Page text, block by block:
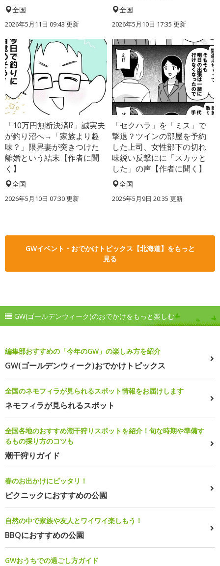
全国
2026年5月11日 09:43 更新
全国
2026年5月10日 17:35 更新
「10万円無断決済!?」誠実夫
が釣り沼へ→「家族より趣
味？」限界妻が突きつけた
離婚という結末【作者に聞
く】
全国
2026年5月10日 07:30 更新
「セクハラ」を「ミス」で
撃退？ツインの部屋を予約
した上司、女性部下の切れ
味鋭い反撃にに「スカッと
した」の声【作者に聞く】
全国
2026年5月9日 20:35 更新
GWイベント・おでかけトピックス【北海道】をもっと
見る
GW(ゴールデンウィーク)のおでかけをもっと楽しむ
編集部おすすめの「今年のGW」の楽しみ方を紹介
GW(ゴールデンウィーク)おでかけトピックス
全国のネモフィラが見られるスポット情報をお届けします
ネモフィラが見られるスポット
全国各地のおすすめ潮干狩りスポットを紹介！旬な時期や準備す
るもの採り方のコツも
潮干狩りガイド
春のお出かけにピッタリ！
ピクニックにおすすめの公園
自然の中で家族や友人とワイワイ楽しもう！
BBQにおすすめの公園
GWおうちでの過ごし方ガイド